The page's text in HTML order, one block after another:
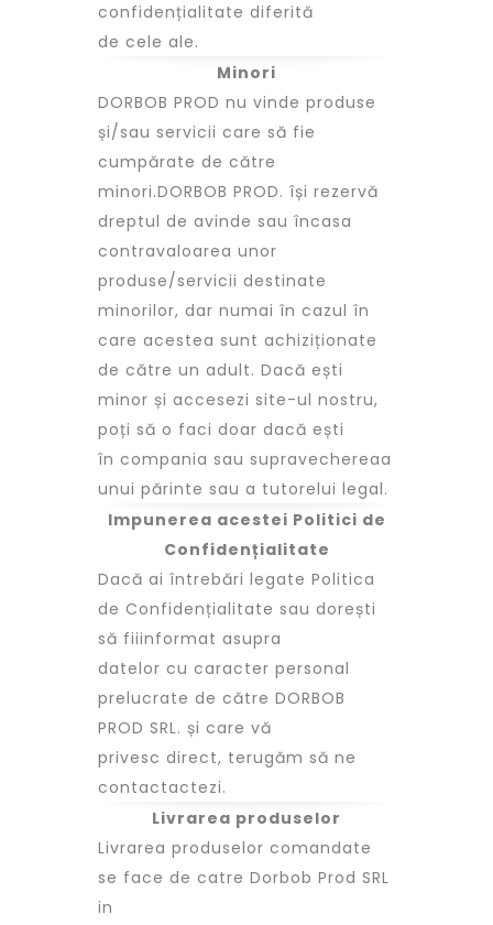
confidențialitate diferită
de cele ale.
Minori
DORBOB PROD nu vinde produse
și/sau servicii care să fie
cumpărate de către
minori.DORBOB PROD. își rezervă
dreptul de avinde sau încasa
contravaloarea unor
produse/servicii destinate
minorilor, dar numai în cazul în
care acestea sunt achiziționate
de către un adult. Dacă ești
minor și accesezi site-ul nostru,
poți să o faci doar dacă ești
în compania sau supravechereaa
unui părinte sau a tutorelui legal.
Impunerea acestei Politici de
Confidențialitate
Dacă ai întrebări legate Politica
de Confidențialitate sau dorești
să fiiinformat asupra
datelor cu caracter personal
prelucrate de către DORBOB
PROD SRL. și care vă
privesc direct, terugăm să ne
contactactezi.
Livrarea produselor
Livrarea produselor comandate
se face de catre Dorbob Prod SRL
in